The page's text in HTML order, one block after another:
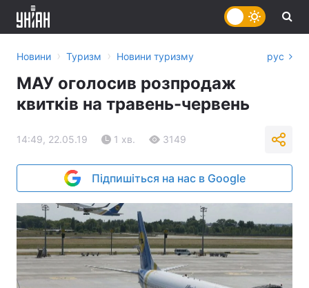
Новини › Туризм › Новини туризму рус
МАУ оголосив розпродаж
квитків на травень-червень
14:49, 22.05.19 1 хв. 3149
Підпишіться на нас в Google